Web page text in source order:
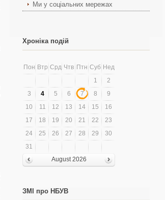
Ми у соціальних мережах
Хроніка подій
Пон Втр Срд Чтв Птн Суб Нед
1
2
3
4 5 6 7 8
9
10
11 12 13 14 15
16
17
18 19 20 21 22
23
24
25 26 27 28 29
30
31
August 2026
ЗМІ про НБУВ